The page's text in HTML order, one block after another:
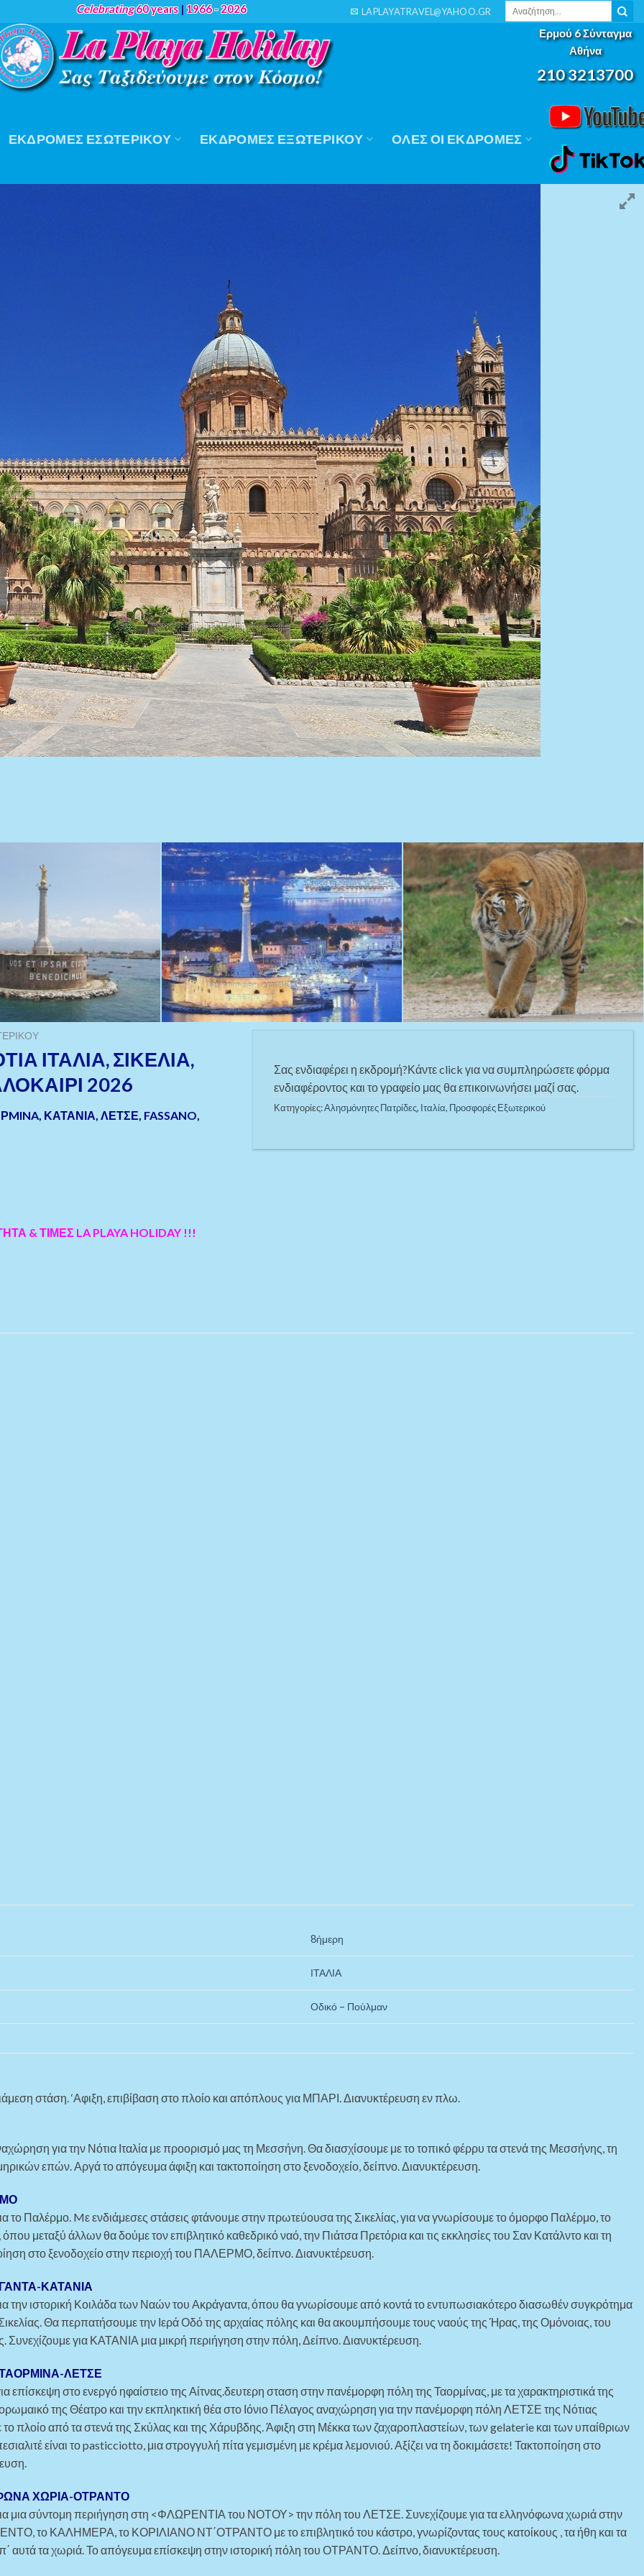
Celebrating60 years | 1966 - 2026 LAPLAYATRAVEL@YAHOO.GR
Αναζήτηση
Ερμού 6 Σύνταγμα
Αθήνα
210 3213700
ΕΚΔΡΟΜΈΣ ΕΣΩΤΕΡΙΚΟΎ ΕΚΔΡΟΜΈΣ ΕΞΩΤΕΡΙΚΟΎ ΟΛΕΣ ΟΙ ΕΚΔΡΟΜΕΣ
ΙΤΑΛΙΑ, ΣΙΚΕΛΙΑ,
2026
ΚΑΤΑΝΙΑ, ΛΕΤΣΕ, FASSANO,
& ΤΙΜΕΣ LA PLAYA HOLIDAY !!!
Σας ενδιαφέρει η εκδρομή?Κάντε click για να συμπληρώσετε φόρμα
ενδιαφέροντος και το γραφείο μας θα επικοινωνήσει μαζί σας.
Κατηγορίες:Αλησμόνητες Πατρίδες, Ιταλία, Προσφορές Εξωτερικού
8ήμερη
ΙΤΑΛΙΑ
Οδικό – Πούλμαν
στάση. ‘Αφιξη, επιβίβαση στο πλοίο και απόπλους για ΜΠΑΡΙ. Διανυκτέρευση εν πλω.
για την Νότια Ιταλία με προορισμό μας τη Μεσσήνη. Θα διασχίσουμε με το τοπικό φέρρυ τα στενά της Μεσσήνης, τη
επών. Αργά το απόγευμα άφιξη και τακτοποίηση στο ξενοδοχείο, δείπνο. Διανυκτέρευση.
το Παλέρμο. Mε ενδιάμεσες στάσεις φτάνουμε στην πρωτεύουσα της Σικελίας, για να γνωρίσουμε το όμορφο Παλέρμο, το
μεταξύ άλλων θα δούμε τον επιβλητικό καθεδρικό ναό, την Πιάτσα Πρετόρια και τις εκκλησίες του Σαν Κατάλντο και τη
στο ξενοδοχείο στην περιοχή του ΠΑΛΕΡΜΟ, δείπνο. Διανυκτέρευση.
ΚΑΤΑΝΙΑ
την ιστορική Κοιλάδα των Ναών του Ακράγαντα, όπου θα γνωρίσουμε από κοντά το εντυπωσιακότερο διασωθέν συγκρότημα
Θα περπατήσουμε την Ιερά Οδό της αρχαίας πόλης και θα ακουμπήσουμε τους ναούς της Ήρας, της Ομόνοιας, του
Συνεχίζουμε για ΚΑΤΑΝΙΑ μια μικρή περιήγηση στην πόλη, Δείπνο. Διανυκτέρευση.
ΛΕΤΣΕ
επίσκεψη στο ενεργό ηφαίστειο της Αίτνας.δευτερη σταση στην πανέμορφη πόλη της Ταορμίνας, με τα χαρακτηριστικά της
της Θέατρο και την εκπληκτική θέα στο Ιόνιο Πέλαγος αναχώρηση για την πανέμορφη πόλη ΛΕΤΣΕ της Νότιας
το πλοίο από τα στενά της Σκύλας και της Χάρυβδης. Άφιξη στη Μέκκα των ζαχαροπλαστείων, των gelaterie και των υπαίθριων
είναι το pasticciotto, μια στρογγυλή πίτα γεμισμένη με κρέμα λεμονιού. Αξίζει να τη δοκιμάσετε! Τακτοποίηση στο
ΧΩΡΙΑ-ΟΤΡΑΝΤΟ
μια σύντομη περιήγηση στη <ΦΛΩΡΕΝΤΙΑ του ΝΟΤΟΥ> την πόλη του ΛΕΤΣΕ. Συνεχίζουμε για τα ελληνόφωνα χωριά στην
το ΚΑΛΗΜΕΡΑ, το ΚΟΡΙΛΙΑΝΟ ΝΤ΄ΟΤΡΑΝΤΟ με το επιβλητικό του κάστρο, γνωρίζοντας τους κατοίκους , τα ήθη και τα
αυτά τα χωριά. Το απόγευμα επίσκεψη στην ιστορική πόλη του ΟΤΡΑΝΤΟ. Δείπνο, διανυκτέρευση.